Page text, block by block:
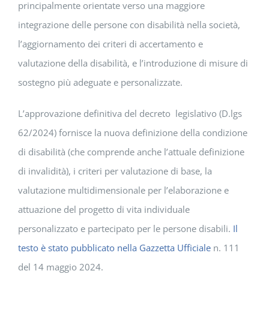
principalmente orientate verso una maggiore
integrazione delle persone con disabilità nella società,
l’aggiornamento dei criteri di accertamento e
valutazione della disabilità, e l’introduzione di misure di
sostegno più adeguate e personalizzate.
L’approvazione definitiva del decreto legislativo (D.lgs
62/2024) fornisce la nuova definizione della condizione
di disabilità (che comprende anche l’attuale definizione
di invalidità), i criteri per valutazione di base, la
valutazione multidimensionale per l’elaborazione e
attuazione del progetto di vita individuale
personalizzato e partecipato per le persone disabili. Il
testo è stato pubblicato nella Gazzetta Ufficiale n. 111
del 14 maggio 2024.